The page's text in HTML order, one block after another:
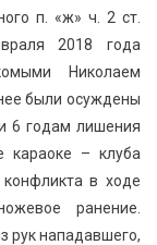
п. «ж» ч. 2 ст.
2018 года
Николаем
были осуждены
6 годам лишения
караоке – клуба
конфликта в ходе
ранение.
рук нападавшего,